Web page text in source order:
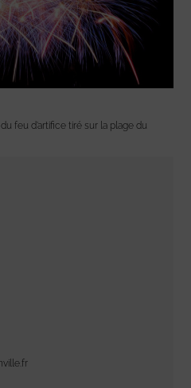
feu d’artifice tiré sur la plage du